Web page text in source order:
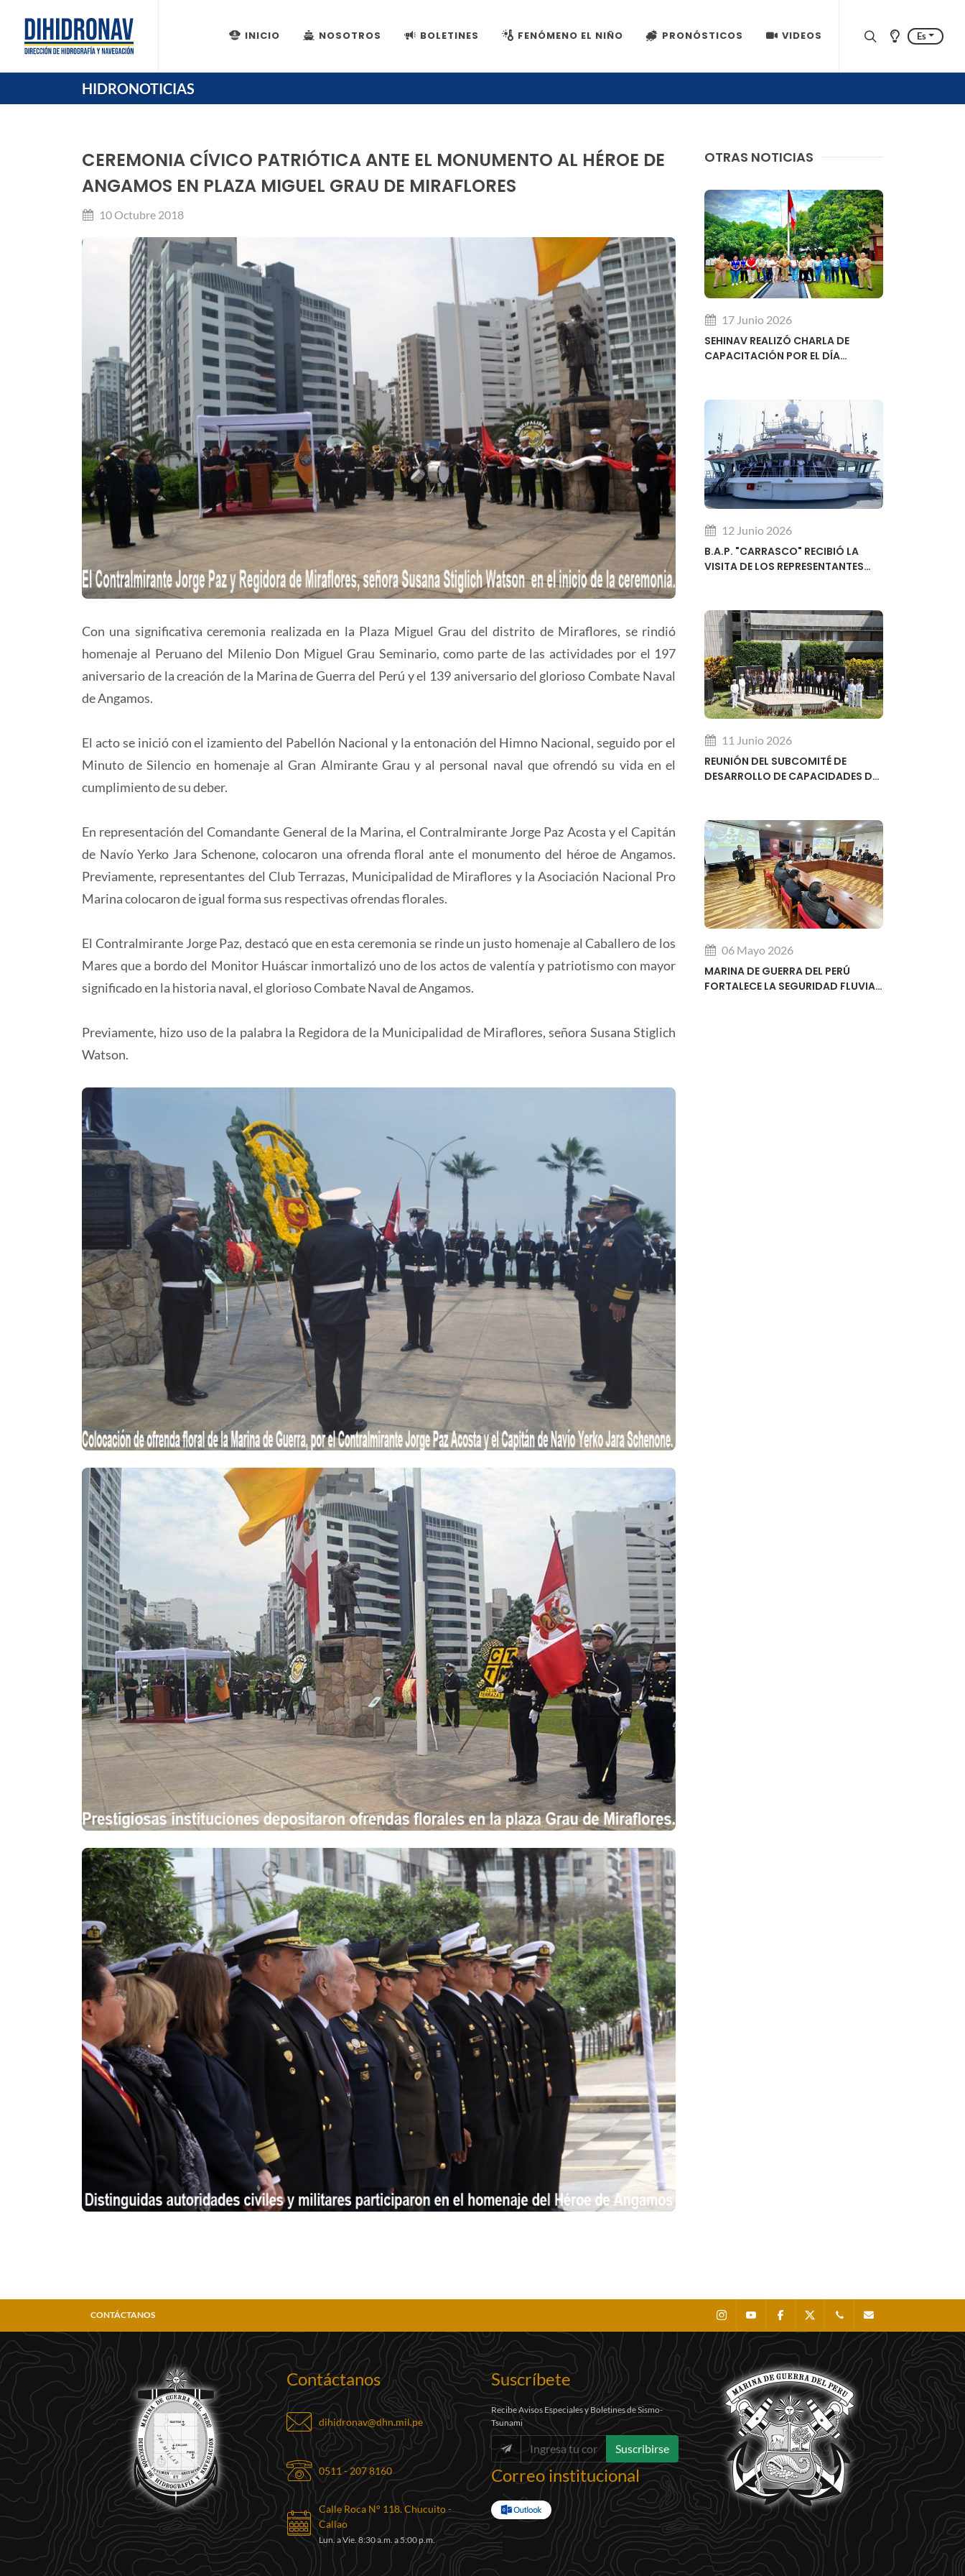
Es
INICIO NOSOTROS BOLETINES FENÓMENO EL NIÑO PRONÓSTICOS VIDEOS
HIDRONOTICIAS
CEREMONIA CÍVICO PATRIÓTICA ANTE EL MONUMENTO AL HÉROE DE
ANGAMOS EN PLAZA MIGUEL GRAU DE MIRAFLORES
10 Octubre 2018
Con una significativa ceremonia realizada en la Plaza Miguel Grau del distrito de Miraflores, se rindió
homenaje al Peruano del Milenio Don Miguel Grau Seminario, como parte de las actividades por el 197
aniversario de la creación de la Marina de Guerra del Perú y el 139 aniversario del glorioso Combate Naval
de Angamos.
El acto se inició con el izamiento del Pabellón Nacional y la entonación del Himno Nacional, seguido por el
Minuto de Silencio en homenaje al Gran Almirante Grau y al personal naval que ofrendó su vida en el
cumplimiento de su deber.
En representación del Comandante General de la Marina, el Contralmirante Jorge Paz Acosta y el Capitán
de Navío Yerko Jara Schenone, colocaron una ofrenda floral ante el monumento del héroe de Angamos.
Previamente, representantes del Club Terrazas, Municipalidad de Miraflores y la Asociación Nacional Pro
Marina colocaron de igual forma sus respectivas ofrendas florales.
El Contralmirante Jorge Paz, destacó que en esta ceremonia se rinde un justo homenaje al Caballero de los
Mares que a bordo del Monitor Huáscar inmortalizó uno de los actos de valentía y patriotismo con mayor
significado en la historia naval, el glorioso Combate Naval de Angamos.
Previamente, hizo uso de la palabra la Regidora de la Municipalidad de Miraflores, señora Susana Stiglich
Watson.
OTRAS NOTICIAS
17 Junio 2026
SEHINAV REALIZÓ CHARLA DE
CAPACITACIÓN POR EL DÍA
12 Junio 2026
B.A.P. "CARRASCO" RECIBIÓ LA
VISITA DE LOS REPRESENTANTES
LA OHI
11 Junio 2026
REUNIÓN DEL SUBCOMITÉ DE
DESARROLLO DE CAPACIDADES DE
06 Mayo 2026
MARINA DE GUERRA DEL PERÚ
FORTALECE LA SEGURIDAD FLUVIAL
CONTÁCTANOS InstagramYoutube Facebook 0511 - 207 8160
Contáctanos
dihidronav@dhn.mil.pe
0511 - 207 8160
Calle Roca N° 118. Chucuito -
Callao
Lun. a Vie. 8:30 a.m. a 5:00 p.m.
Suscríbete
Recibe Avisos Especiales y Boletines de Sismo-
Tsunami
Suscribirse
Correo institucional